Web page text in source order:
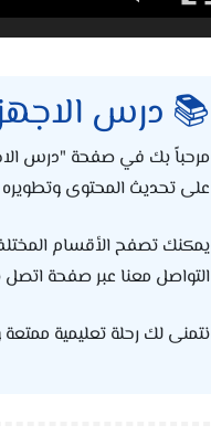
📚 درس
مرحباً بك في صفحة "درس
على تحديث المحتوى وتطويره
يمكنك تصفح الأقسام
التواصل معنا عبر صفحة اتصل
نتمنى لك رحلة تعليمية